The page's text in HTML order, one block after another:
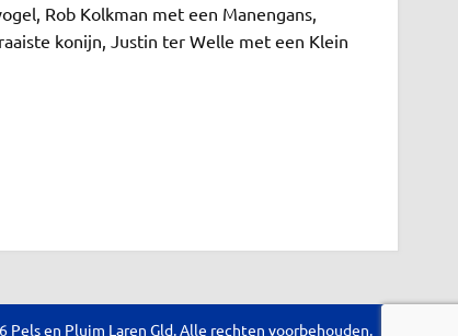
Rob Kolkman met een Manengans,
konijn, Justin ter Welle met een Klein
Pels en Pluim Laren Gld. Alle rechten voorbehouden.